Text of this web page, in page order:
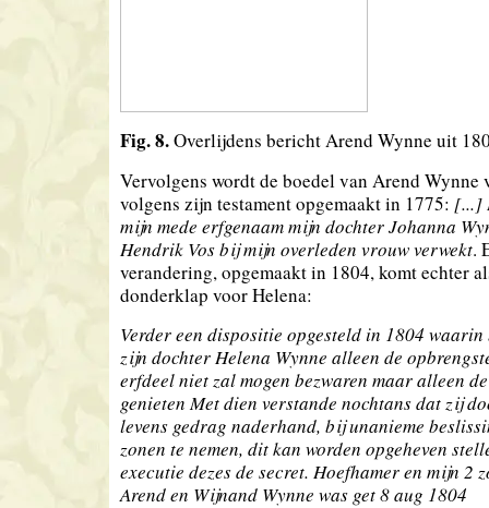
Fig. 8.Overlijdens bericht Arend Wynne uit
Vervolgens wordt de boedel van Arend Wynne
volgens zijn testament opgemaakt in 1775: [...]
mijn mede erfgenaam mijn dochter Johanna
Hendrik Vos bij mijn overleden vrouw verwekt.
verandering, opgemaakt in 1804, komt echter
donderklap voor Helena:
Verder een dispositie opgesteld in 1804
zijn dochter Helena Wynne alleen de
erfdeel niet zal mogen bezwaren maar alleen
genieten Met dien verstande nochtans dat zij
levens gedrag naderhand, bij unanieme
zonen te nemen, dit kan worden opgeheven
executie dezes de secret. Hoefhamer en mijn 2
Arend en Wijnand Wynne was get 8 aug 1804